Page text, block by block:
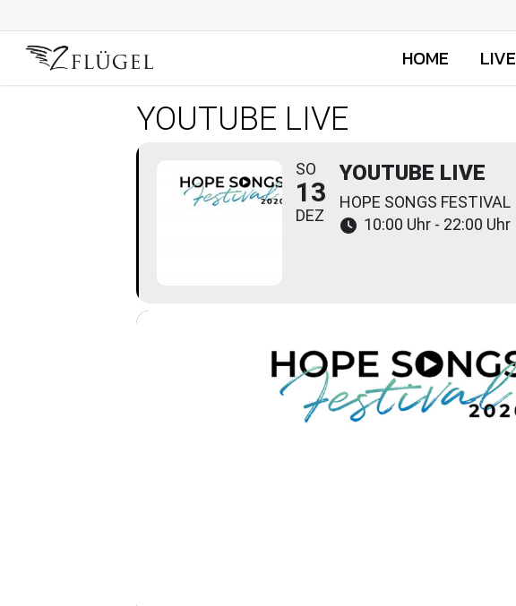
HOME LIVE
YOUTUBE LIVE
SO
13
DEZ
YOUTUBE LIVE
HOPE SONGS FESTIVAL
10:00 Uhr - 22:00 Uhr